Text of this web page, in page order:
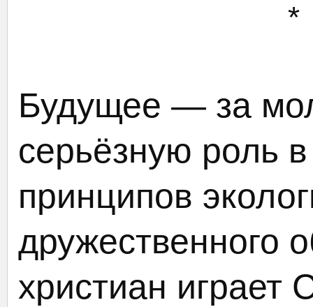
Будущее — за
серьёзную роль
принципов
дружественного
христиан играет